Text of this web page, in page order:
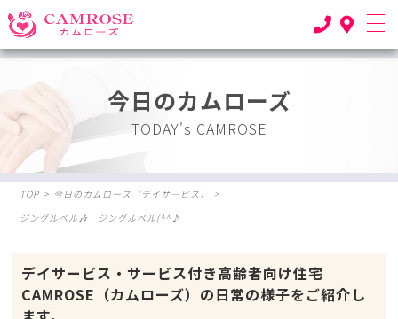
今日のカムローズ
TODAY's CAMROSE
TOP > 今日のカムローズ（デイサ―ビス）
>
ジングルベル🎶 ジングルベル(^^♪
デイサービス・サービス付き高齢者向け住宅
CAMROSE（カムローズ）の日常の様子をご紹介し